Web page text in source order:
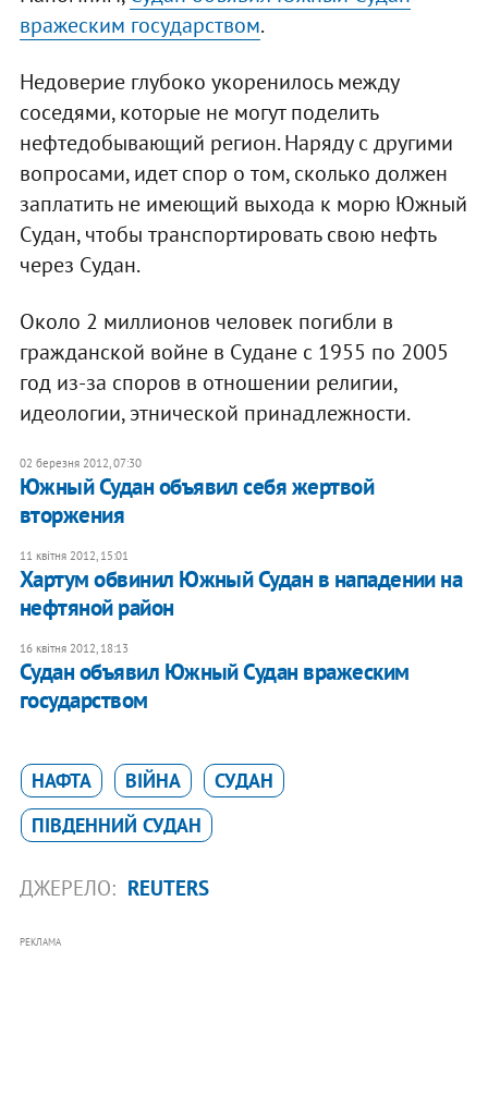
вражеским государством.
Недоверие глубоко укоренилось между
соседями, которые не могут поделить
нефтедобывающий регион. Наряду с другими
вопросами, идет спор о том, сколько должен
заплатить не имеющий выхода к морю Южный
Судан, чтобы транспортировать свою нефть
через Судан.
Около 2 миллионов человек погибли в
гражданской войне в Судане с 1955 по 2005
год из-за споров в отношении религии,
идеологии, этнической принадлежности.
02 березня 2012, 07:30
Южный Судан объявил себя жертвой
вторжения
11 квітня 2012, 15:01
​Хартум обвинил Южный Судан в нападении на
нефтяной район
16 квітня 2012, 18:13
Судан объявил Южный Судан вражеским
государством
НАФТА ВІЙНА
СУДАН
ПІВДЕННИЙ СУДАН
ДЖЕРЕЛО: REUTERS
РЕКЛАМА